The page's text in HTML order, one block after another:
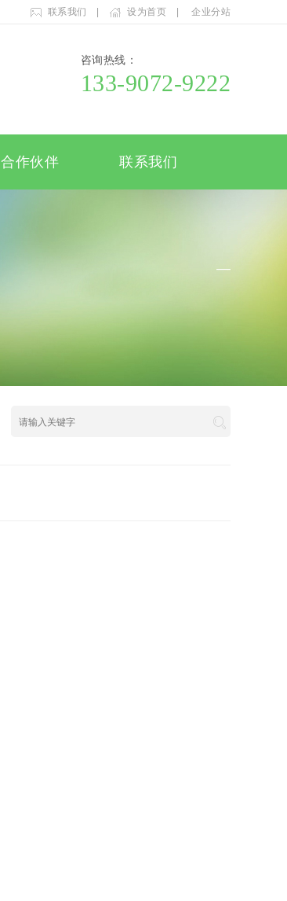
联系我们 设为首页 企业分站
咨询热线：
133-9072-9222
合作伙伴 联系我们
—